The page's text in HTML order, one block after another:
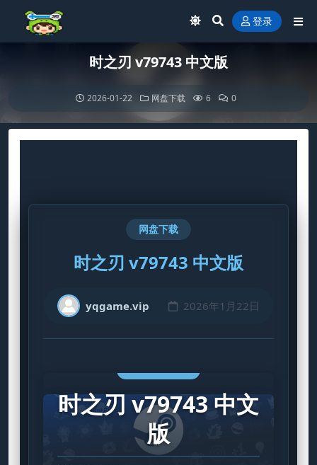
登录
时之刃 v79743 中文版
2026-01-22 网盘下载 6 0
网盘下载
时之刃 v79743 中文版
yqgame.vip 2026年1月22日
时之刃 v79743 中文
版